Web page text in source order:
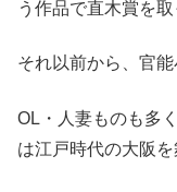
う作品で直木賞を取
それ以前から、官
OL・人妻ものも多
は江戸時代の大阪を